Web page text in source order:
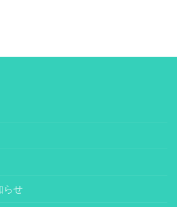
らせ